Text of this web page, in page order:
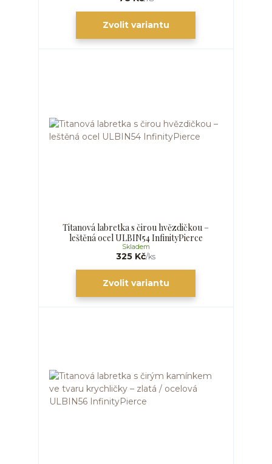
Zvolit variantu
Titanová labretka s čirou hvězdičkou –
leštěná ocel ULBIN54 InfinityPierce
325 Kč/ks
Skladem
Zvolit variantu